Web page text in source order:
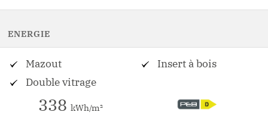
ENERGIE
Mazout
Double vitrage
Insert à bois
338 kWh/m²